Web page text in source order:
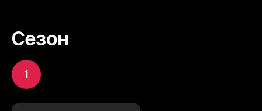
Сезон
1